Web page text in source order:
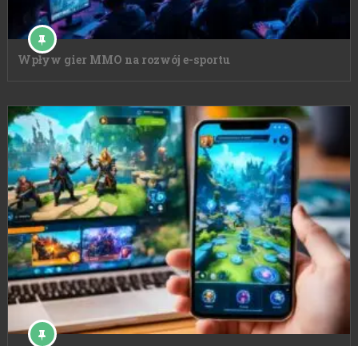
Wpływ gier MMO na rozwój e-sportu